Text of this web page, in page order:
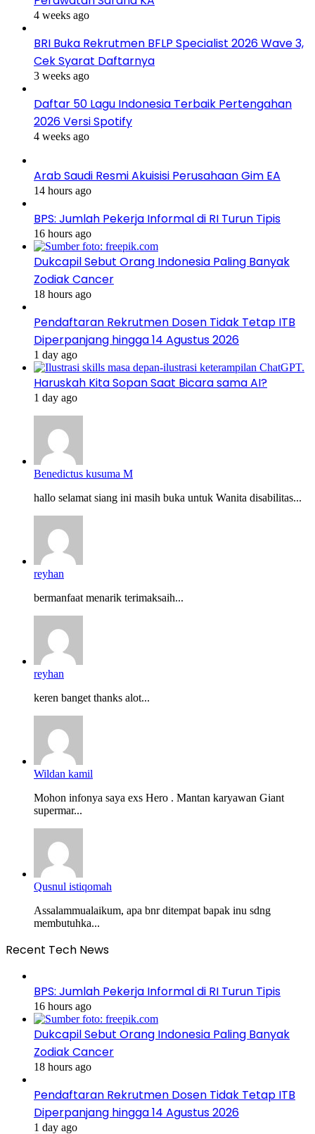
4 weeks ago
BRI Buka Rekrutmen BFLP Specialist 2026 Wave 3,
Cek Syarat Daftarnya
3 weeks ago
Daftar 50 Lagu Indonesia Terbaik Pertengahan
2026 Versi Spotify
4 weeks ago
Arab Saudi Resmi Akuisisi Perusahaan Gim EA
14 hours ago
BPS: Jumlah Pekerja Informal di RI Turun Tipis
16 hours ago
Dukcapil Sebut Orang Indonesia Paling Banyak
Zodiak Cancer
18 hours ago
Pendaftaran Rekrutmen Dosen Tidak Tetap ITB
Diperpanjang hingga 14 Agustus 2026
1 day ago
Haruskah Kita Sopan Saat Bicara sama AI?
1 day ago
Benedictus kusuma M
hallo selamat siang ini masih buka untuk Wanita disabilitas...
reyhan
bermanfaat menarik terimaksaih...
reyhan
keren banget thanks alot...
Wildan kamil
Mohon infonya saya exs Hero . Mantan karyawan Giant
supermar...
Qusnul istiqomah
Assalammualaikum, apa bnr ditempat bapak inu sdng
membutuhka...
Recent Tech News
BPS: Jumlah Pekerja Informal di RI Turun Tipis
16 hours ago
Dukcapil Sebut Orang Indonesia Paling Banyak
Zodiak Cancer
18 hours ago
Pendaftaran Rekrutmen Dosen Tidak Tetap ITB
Diperpanjang hingga 14 Agustus 2026
1 day ago